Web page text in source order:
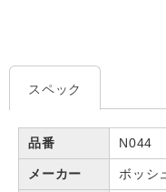
スペック
品番 N044
メーカー ボッシ